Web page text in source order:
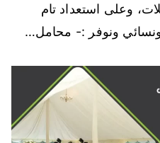
وعلى استعداد تام
ونسائي ونوفر :- محامل…